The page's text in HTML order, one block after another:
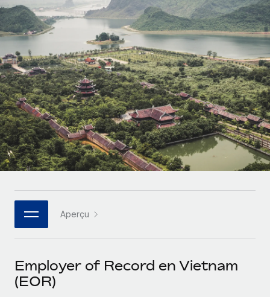
Gestion des freelances
Intégrez et gérez vos freelances partout dans le monde
PEO
Sous-traitez les opérations complexes liées à l’emploi
INFRASTRUCTURE
Intégration Remote
Intégrez vos RH aux flux de travail en toute simplicité
Plateforme
Connecter
Nouveau
Connectez n'importe quel outil d’IA à Remote grâce à
notre MCP
Intégrations
Rationalisez vos processus avec des outils essentiels
Comparer Remote
Examinez notre service par rapport aux autres
CROISSANCE
Start-ups
Des solutions agiles et internationales pour les RH et la
paie des entreprises en pleine croissance
Entreprises intermédiaires
Développez vos équipes avec des solutions RH sur
mesure
Entreprise
Les RH à l’international pour les grandes entreprises
Partenaires stratégiques de la tech
Intégrez les RH à l’international de manière flexible
pays
Calculateur de paiement des freelances
Découvrez les devises disponibles et les vitesses de
paiement pour vos freelances internationaux
APPRENDRE AVEC REMOTE
Recherche et guides
Études de cas
Checklists et modèles
Descriptions de postes
Événements
Nederlands
Français
Deutsch
Español
Italiano
Português (Portugal)
日本語
한국어
Connexion
Aperçu
Employer of Record en Vietnam
(EOR)